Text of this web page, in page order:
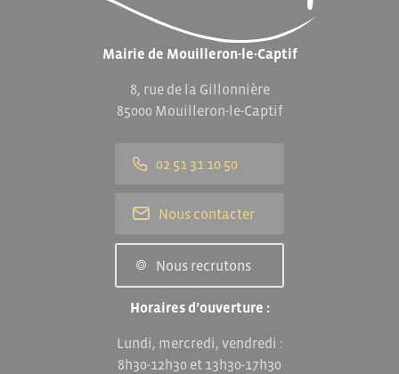
Mairie de Mouilleron-le-Captif
8, rue de la Gillonnière
85000 Mouilleron-le-Captif
02 51 31 10 50
Nous contacter
Nous recrutons
Horaires d’ouverture :
Lundi, mercredi, vendredi :
8h30-12h30 et 13h30-17h30